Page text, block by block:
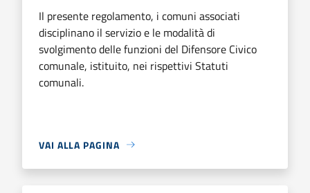
Il presente regolamento, i comuni associati
disciplinano il servizio e le modalità di
svolgimento delle funzioni del Difensore Civico
comunale, istituito, nei rispettivi Statuti
comunali.
VAI ALLA PAGINA